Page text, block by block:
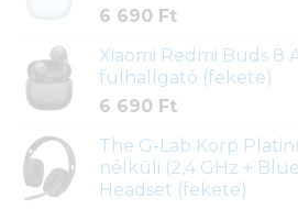
6 690 Ft
Xiaomi Redmi Buds 8
fülhallgató (fekete)
6 690 Ft
The G-Lab Korp
nélküli (2,4 GHz +
Headset (fekete)